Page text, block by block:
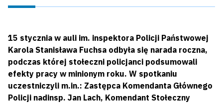
15 stycznia w auli im. inspektora Policji Państwowej
Karola Stanisława Fuchsa odbyła się narada roczna,
podczas której stołeczni policjanci podsumowali
efekty pracy w minionym roku. W spotkaniu
uczestniczyli m.in.: Zastępca Komendanta Głównego
Policji nadinsp. Jan Lach, Komendant Stołeczny